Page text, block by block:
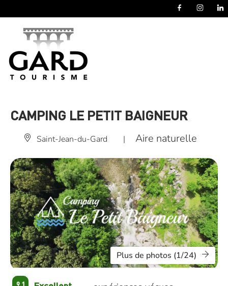
CAMPING LE PETIT BAIGNEUR
Saint-Jean-du-Gard | Aire naturelle
Plus de photos (1/24)
9.1